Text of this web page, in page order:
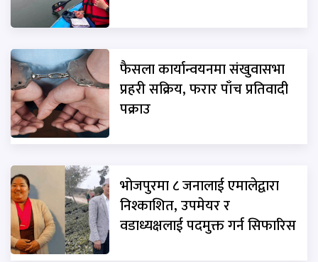
फैसला कार्यान्वयनमा संखुवासभा
प्रहरी सक्रिय, फरार पाँच प्रतिवादी
पक्राउ
भोजपुरमा ८ जनालाई एमालेद्वारा
निश्काशित, उपमेयर र
वडाध्यक्षलाई पदमुक्त गर्न सिफारिस